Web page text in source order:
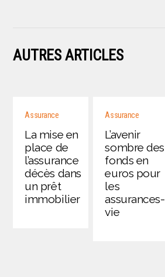
AUTRES ARTICLES
Assurance
La mise en
place de
l’assurance
décès dans
un prêt
immobilier
Assurance
L’avenir
sombre des
fonds en
euros pour
les
assurances-
vie